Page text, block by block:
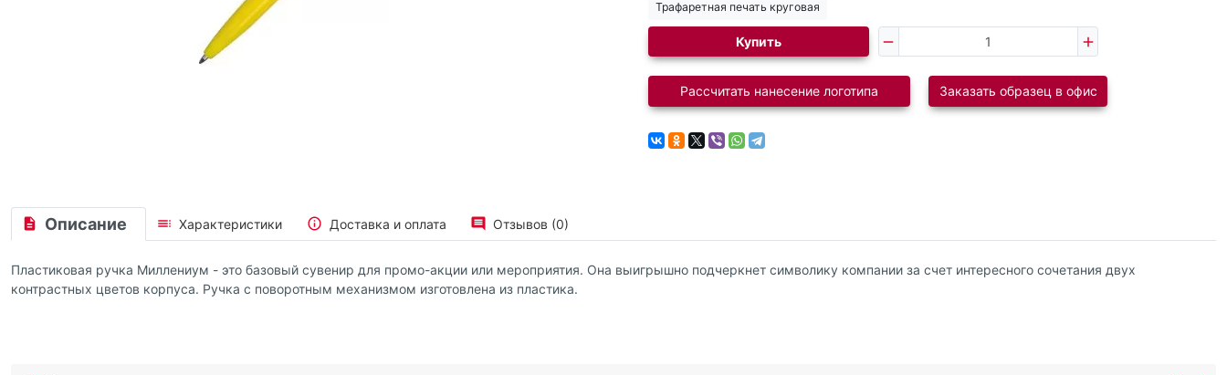
Трафаретная печать круговая
Купить
Рассчитать нанесение логотипа Заказать образец в офис
Описание Характеристики Доставка и оплата Отзывов (0)
Пластиковая ручка Миллениум - это базовый сувенир для промо-акции или мероприятия. Она выигрышно подчеркнет символику компании за счет интересного сочетания двух
контрастных цветов корпуса. Ручка с поворотным механизмом изготовлена из пластика.